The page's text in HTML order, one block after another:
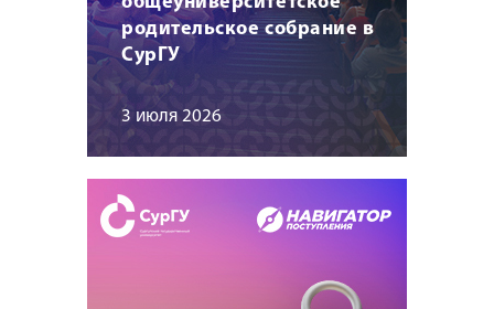
родительское собрание в
СурГУ
3 июля 2026